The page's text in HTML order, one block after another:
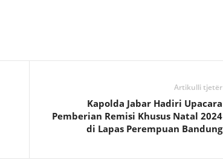
Artikulli tjetër
Kapolda Jabar Hadiri Upacara
Pemberian Remisi Khusus Natal 2024
di Lapas Perempuan Bandung